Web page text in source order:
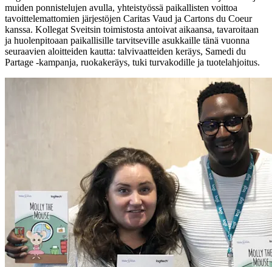
muiden ponnistelujen avulla, yhteistyössä paikallisten voittoa
tavoittelemattomien järjestöjen Caritas Vaud ja Cartons du Coeur
kanssa. Kollegat Sveitsin toimistosta antoivat aikaansa, tavaroitaan
ja huolenpitoaan paikallisille tarvitseville asukkaille tänä vuonna
seuraavien aloitteiden kautta: talvivaatteiden keräys, Samedi du
Partage -kampanja, ruokakeräys, tuki turvakodille ja tuotelahjoitus.